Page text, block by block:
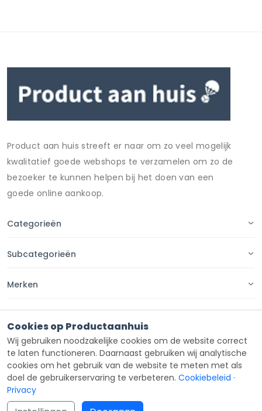
Product aan huis streeft er naar om zo veel mogelijk
kwalitatief goede webshops te verzamelen om zo de
bezoeker te kunnen helpen bij het doen van een
goede online aankoop.
Categorieën
Subcategorieën
Merken
Contact
Cookies op Productaanhuis
Wij gebruiken noodzakelijke cookies om de website correct
te laten functioneren. Daarnaast gebruiken wij analytische
cookies om het gebruik van de website te meten met als
doel de gebruikerservaring te verbeteren. Cookiebeleid ·
Privacy